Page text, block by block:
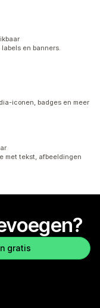
en banners.
iconen, badges en meer
met tekst, afbeeldingen
gratis